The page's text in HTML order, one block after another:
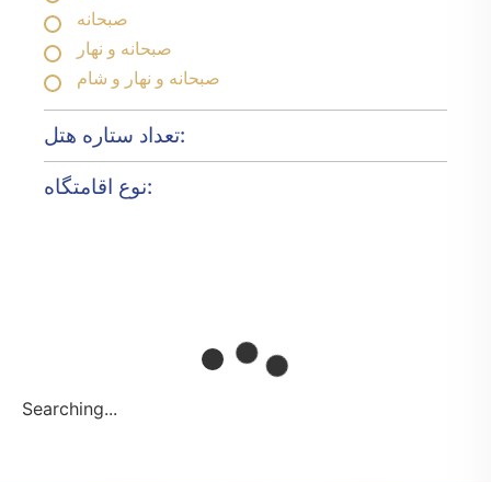
صبحانه
صبحانه و نهار
صبحانه و نهار و شام
تعداد ستاره هتل:
نوع اقامتگاه:
Searching...